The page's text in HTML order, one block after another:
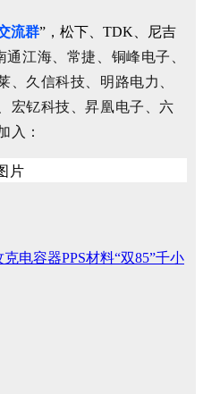
流群”，松下、TDK、尼吉
江海、常捷、 铜峰电子、
久信科技、 明路电力、
宏钇科技、昇凰电子、 六
入：
电容器PPS材料“双85”千小